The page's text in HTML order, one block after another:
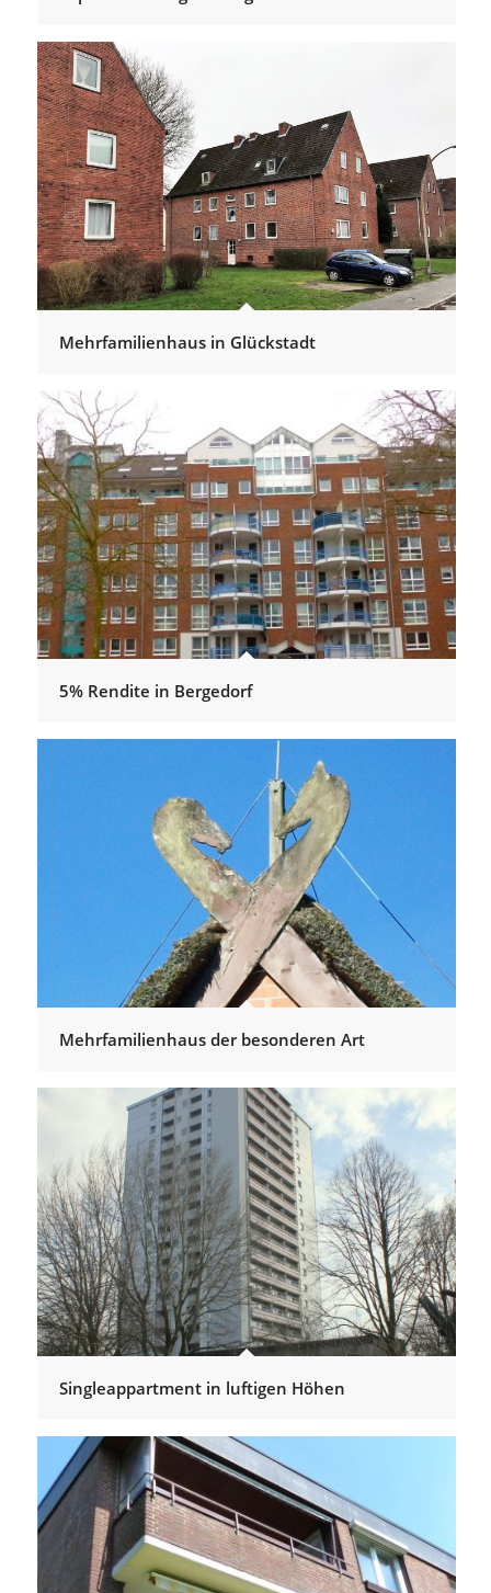
Mehrfamilienhaus in Glückstadt
5% Rendite in Bergedorf
Mehrfamilienhaus der besonderen Art
Singleappartment in luftigen Höhen